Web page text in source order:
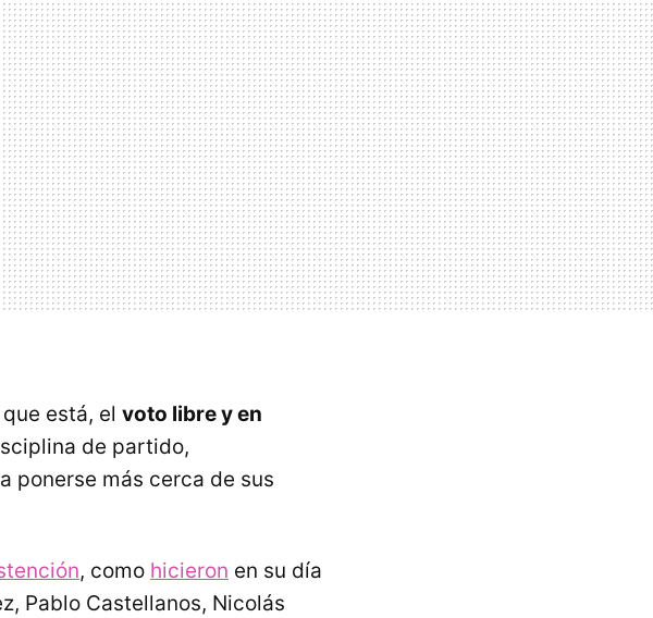
está, el voto libre y en
de partido,
ponerse más cerca de sus
, como hicieron en su día
Pablo Castellanos, Nicolás